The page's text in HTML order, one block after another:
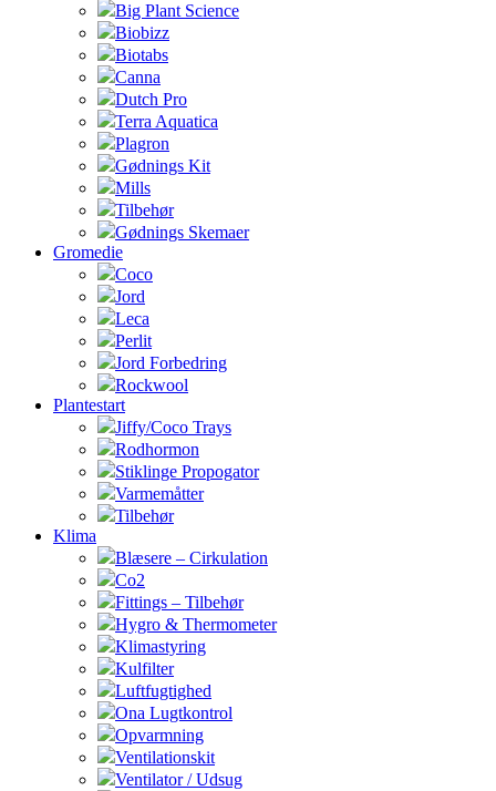
Big Plant Science
Biobizz
Biotabs
Canna
Dutch Pro
Terra Aquatica
Plagron
Gødnings Kit
Mills
Tilbehør
Gødnings Skemaer
Gromedie
Coco
Jord
Leca
Perlit
Jord Forbedring
Rockwool
Plantestart
Jiffy/Coco Trays
Rodhormon
Stiklinge Propogator
Varmemåtter
Tilbehør
Klima
Blæsere – Cirkulation
Co2
Fittings – Tilbehør
Hygro & Thermometer
Klimastyring
Kulfilter
Luftfugtighed
Ona Lugtkontrol
Opvarmning
Ventilationskit
Ventilator / Udsug